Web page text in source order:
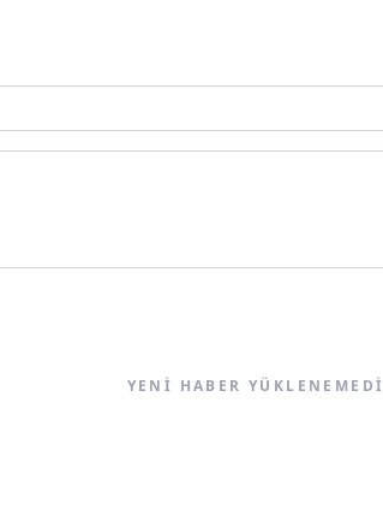
YENI HABER YÜKLENEMEDI